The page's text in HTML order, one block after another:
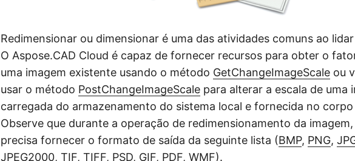
Redimensionar ou dimensionar é uma das atividades comuns ao
O Aspose.CAD Cloud é capaz de fornecer recursos para obter o
uma imagem existente usando o método GetChangeImageScale ou
usar o método PostChangeImageScale para alterar a escala de uma
carregada do armazenamento do sistema local e fornecida no
Observe que durante a operação de redimensionamento da
precisa fornecer o formato de saída da seguinte lista (BMP, PNG,
JPEG2000, TIF, TIFF, PSD, GIF, PDF, WMF).